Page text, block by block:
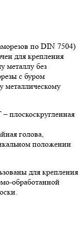
по DIN 7504)
для крепления
металлу без
с буром
металлическому
плоскоскругленная
голова,
положении
для крепления
обработанной